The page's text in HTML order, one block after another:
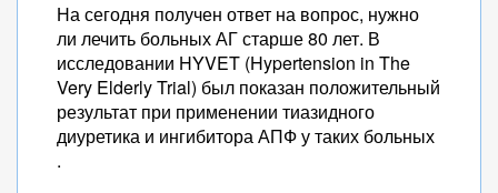
На сегодня получен ответ на вопрос, нужно
ли лечить больных АГ старше 80 лет. В
исследовании HYVET (Hypertension in The
Very Elderly Trial) был показан положительный
результат при применении тиазидного
диуретика и ингибитора АПФ у таких больных
.